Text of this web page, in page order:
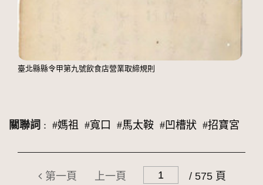
臺北縣縣令甲第九號飲食店營業取締規則
關聯詞 : #媽祖 #寬口 #馬太鞍 #凹槽狀 #招寶宮
第一頁 上一頁 / 575 頁